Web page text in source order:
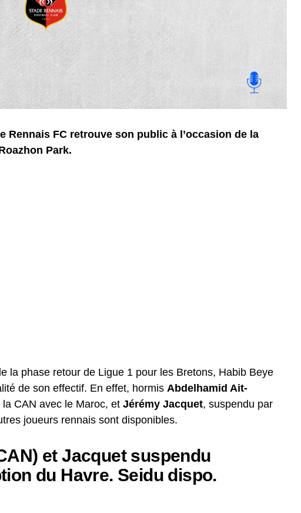
Rennais FC retrouve son public à l’occasion de la
Park.
la phase retour de Ligue 1 pour les Bretons, Habib Beye
de son effectif. En effet, hormis Abdelhamid Ait-
CAN avec le Maroc, et Jérémy Jacquet, suspendu par
joueurs rennais sont disponibles.
et Jacquet suspendu
du Havre. Seidu dispo.